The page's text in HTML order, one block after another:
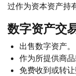
过作为资本资产持
数字资产交
出售数字资产。
作为所提供商
免费收到或转